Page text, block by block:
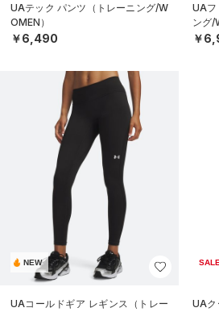
UAテック パンツ（トレーニング/W
OMEN）
￥6,490
UAフ
ング/
￥
NEW
UAコールドギア レギンス（トレー
SALE
UAク